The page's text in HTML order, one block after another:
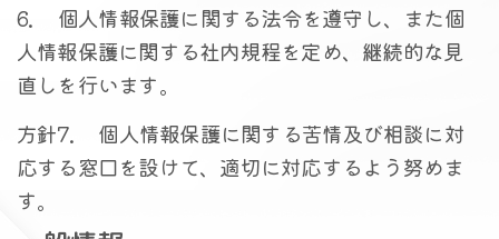
6. 個人情報保護に関する法令を遵守し、また個
人情報保護に関する社内規程を定め、継続的な見
直しを行います。
方針7. 個人情報保護に関する苦情及び相談に対
応する窓口を設けて、適切に対応するよう努めま
す。